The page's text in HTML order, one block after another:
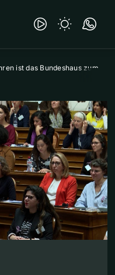
ist das Bundeshaus zum